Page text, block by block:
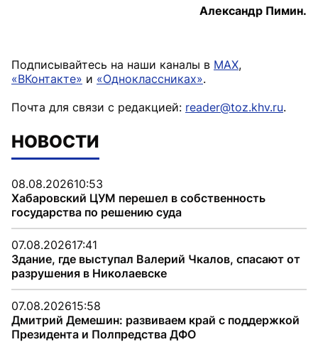
Александр Пимин.
Подписывайтесь на наши каналы в MAX,
«ВКонтакте» и «Одноклассниках».
Почта для связи с редакцией: reader@toz.khv.ru.
НОВОСТИ
08.08.202610:53
Хабаровский ЦУМ перешел в собственность
государства по решению суда
07.08.202617:41
Здание, где выступал Валерий Чкалов, спасают от
разрушения в Николаевске
07.08.202615:58
Дмитрий Демешин: развиваем край с поддержкой
Президента и Полпредства ДФО